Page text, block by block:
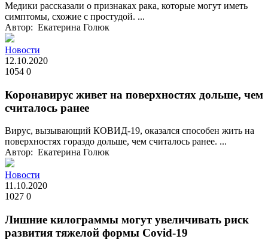
Медики рассказали о признаках рака, которые могут иметь
симптомы, схожие с простудой. ...
Автор: Екатерина Голюк
Новости
12.10.2020
1054 0
Коронавирус живет на поверхностях дольше, чем
считалось ранее
Вирус, вызывающий КОВИД-19, оказался способен жить на
поверхностях гораздо дольше, чем считалось ранее. ...
Автор: Екатерина Голюк
Новости
11.10.2020
1027 0
Лишние килограммы могут увеличивать риск
развития тяжелой формы Covid-19